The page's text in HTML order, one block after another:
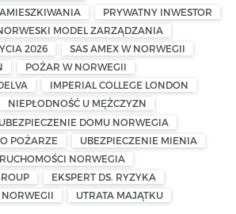
PRYWATNY INWESTOR
MODEL ZARZĄDZANIA
2026
SAS AMEX W NORWEGII
POŻAR W NORWEGII
IMPERIAL COLLEGE LONDON
NIEPŁODNOŚĆ U MĘŻCZYZN
UBEZPIECZENIE DOMU NORWEGIA
POŻARZE
UBEZPIECZENIE MIENIA
NORWEGIA
EKSPERT DS. RYZYKA
UTRATA MAJĄTKU